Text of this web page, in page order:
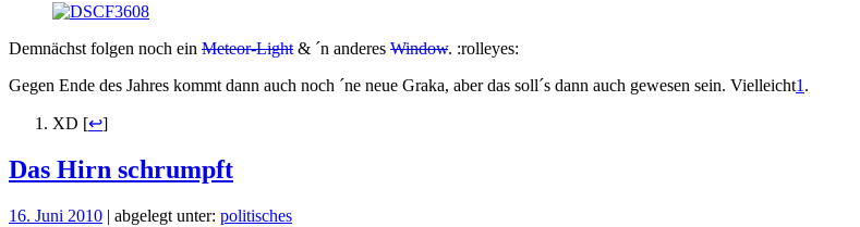
Demnächst folgen noch ein Meteor-Light & ´n anderes Window. :rolleyes:
Gegen Ende des Jahres kommt dann auch noch ´ne neue Graka, aber das soll´s dann auch gewesen sein. Vielleicht1 .
XD [↩]
Das Hirn schrumpft
16. Juni 2010 | abgelegt unter: politisches